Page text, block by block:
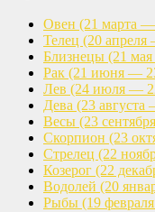
Овен (21 марта —
Телец (20
Близнецы (21
Рак (21 июня —
Лев (24 июля —
Дева (23 августа
Весы (23
Скорпион (23
Стрелец (22
Козерог (22
Водолей (20
Рыбы (19